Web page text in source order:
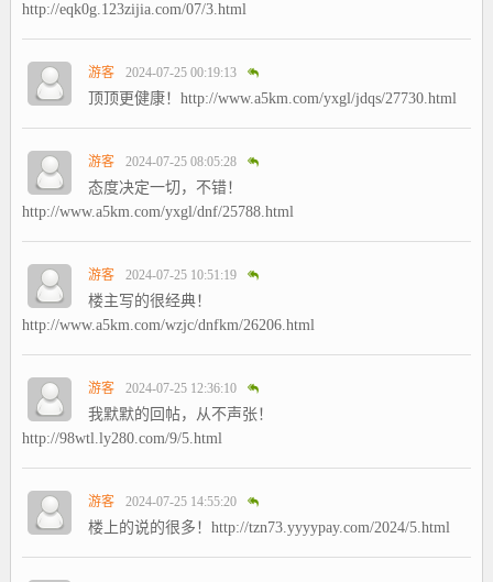
http://eqk0g.123zijia.com/07/3.html
游客 2024-07-25 00:19:13
顶顶更健康！http://www.a5km.com/yxgl/jdqs/27730.html
游客 2024-07-25 08:05:28
态度决定一切，不错！
http://www.a5km.com/yxgl/dnf/25788.html
游客 2024-07-25 10:51:19
楼主写的很经典！
http://www.a5km.com/wzjc/dnfkm/26206.html
游客 2024-07-25 12:36:10
我默默的回帖，从不声张！
http://98wtl.ly280.com/9/5.html
游客 2024-07-25 14:55:20
楼上的说的很多！http://tzn73.yyyypay.com/2024/5.html